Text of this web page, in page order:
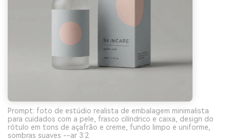
Prompt: foto de estúdio realista de embalagem minimalista
para cuidados com a pele, frasco cilíndrico e caixa, design do
rótulo em tons de açafrão e creme, fundo limpo e uniforme,
sombras suaves --ar 3:2